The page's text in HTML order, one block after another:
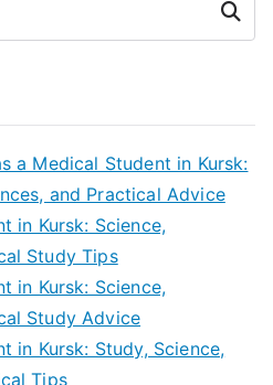
Поиск
a Medical Student in Kursk:
and Practical Advice
in Kursk: Science,
Study Tips
in Kursk: Science,
Study Advice
in Kursk: Study, Science,
Tips